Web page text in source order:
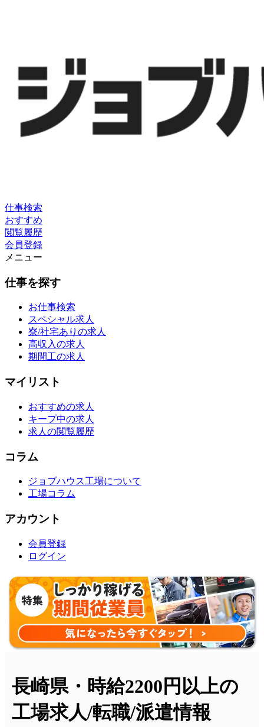
仕事検索
おすすめ
閲覧履歴
会員登録
メニュー
仕事を探す
お仕事検索
スペシャル求人
寮/社宅ありの求人
高収入の求人
期間工の求人
マイリスト
おすすめの求人
キープ中の求人
求人の閲覧履歴
コラム
ジョブハウス工場について
工場コラム
アカウント
会員登録
ログイン
長崎県・時給2200円以上の
工場求人/転職/派遣情報